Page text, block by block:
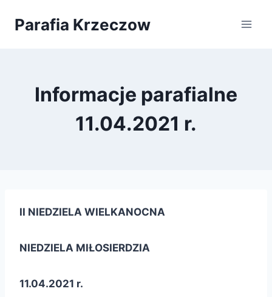
Parafia Krzeczow
Informacje parafialne
11.04.2021 r.
II NIEDZIELA WIELKANOCNA
NIEDZIELA MIŁOSIERDZIA
11.04.2021 r.